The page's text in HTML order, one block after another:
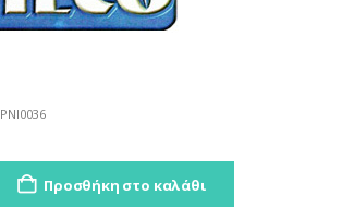
PNI0036
Προσθήκη στο καλάθι